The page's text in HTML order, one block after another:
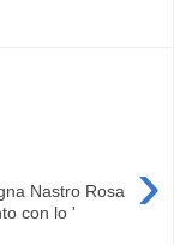
›
Nastro Rosa
con lo '